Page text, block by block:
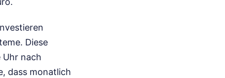
Diese
Uhr nach
dass monatlich